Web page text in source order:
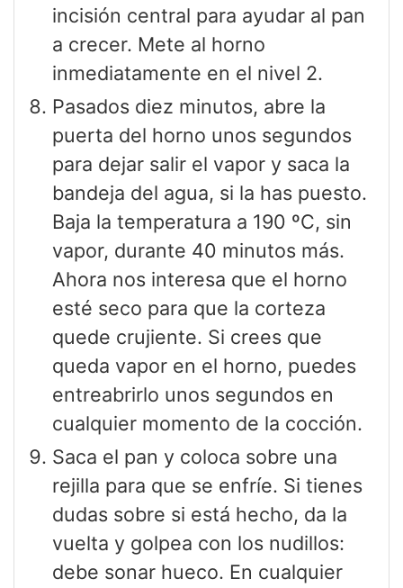
incisión central para ayudar al pan
a crecer. Mete al horno
inmediatamente en el nivel 2.
Pasados diez minutos, abre la
puerta del horno unos segundos
para dejar salir el vapor y saca la
bandeja del agua, si la has puesto.
Baja la temperatura a 190 ºC, sin
vapor, durante 40 minutos más.
Ahora nos interesa que el horno
esté seco para que la corteza
quede crujiente. Si crees que
queda vapor en el horno, puedes
entreabrirlo unos segundos en
cualquier momento de la cocción.
Saca el pan y coloca sobre una
rejilla para que se enfríe. Si tienes
dudas sobre si está hecho, da la
vuelta y golpea con los nudillos:
debe sonar hueco. En cualquier